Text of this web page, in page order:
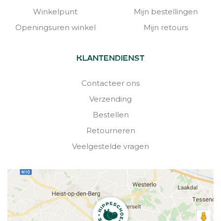
Winkelpunt
Openingsuren winkel
Mijn bestellingen
Mijn retours
KLANTENDIENST
Contacteer ons
Verzending
Bestellen
Retourneren
Veelgestelde vragen